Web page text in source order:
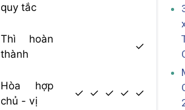
quy tắc
Thì hoàn
thành
✓
Hòa hợp
chủ - vị
✓ ✓ ✓ ✓ ✓